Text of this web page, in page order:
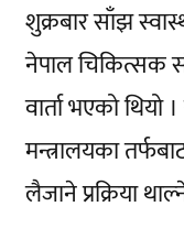
शुक्रबार साँझ
नेपाल चिकित्सक
वार्ता भएको थियो
मन्त्रालयका
लैजाने प्रक्रिया